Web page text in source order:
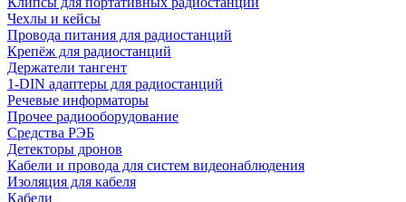
Чехлы и кейсы
Провода питания для радиостанций
Крепёж для радиостанций
Держатели тангент
1-DIN адаптеры для радиостанций
Речевые информаторы
Прочее радиооборудование
Средства РЭБ
Детекторы дронов
Кабели и провода для систем видеонаблюдения
Изоляция для кабеля
Кабели